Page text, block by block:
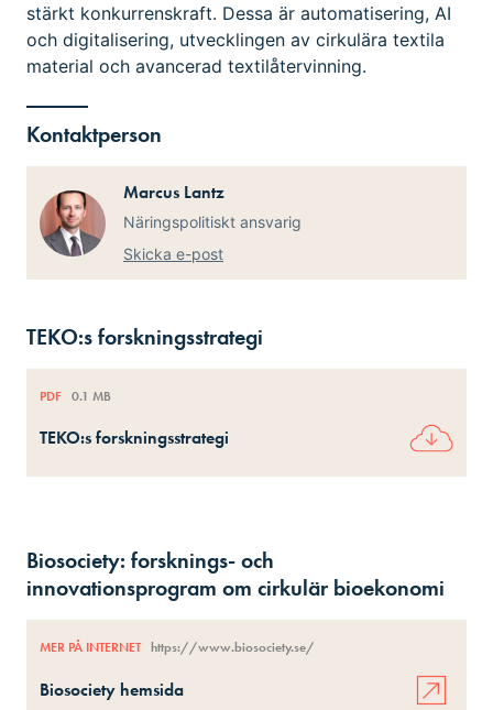
stärkt konkurrenskraft. Dessa är automatisering, AI
och digitalisering, utvecklingen av cirkulära textila
material och avancerad textilåtervinning.
Kontaktperson
Marcus Lantz
Näringspolitiskt ansvarig
Skicka e-post
TEKO:s forskningsstrategi
PDF 0.1 MB
TEKO:s forskningsstrategi
Biosociety: forsknings- och
innovationsprogram om cirkulär bioekonomi
MER PÅ INTERNET https://www.biosociety.se/
Biosociety hemsida